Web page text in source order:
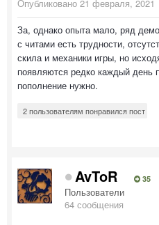
Опубликовано 21 февраля, 2021
За, однако опыта мало, ряд
с читами есть трудности,
скила и механики игры, но
появляются редко каждый день
пополнение нужно.
2 пользователям понравился пост
AvToR 35
Пользователи
64 сообщения